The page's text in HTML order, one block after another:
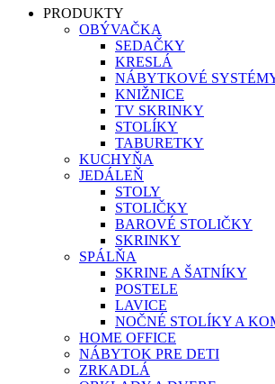
PRODUKTY
OBÝVAČKA
SEDAČKY
KRESLÁ
NÁBYTKOVÉ
KNIŽNICE
TV SKRINKY
STOLÍKY
TABURETKY
KUCHYŇA
JEDÁLEŇ
STOLY
STOLIČKY
BAROVÉ STOLIČKY
SKRINKY
SPÁLŇA
SKRINE A ŠATNÍKY
POSTELE
LAVICE
NOČNÉ STOLÍKY A
HOME OFFICE
NÁBYTOK PRE DETI
ZRKADLÁ